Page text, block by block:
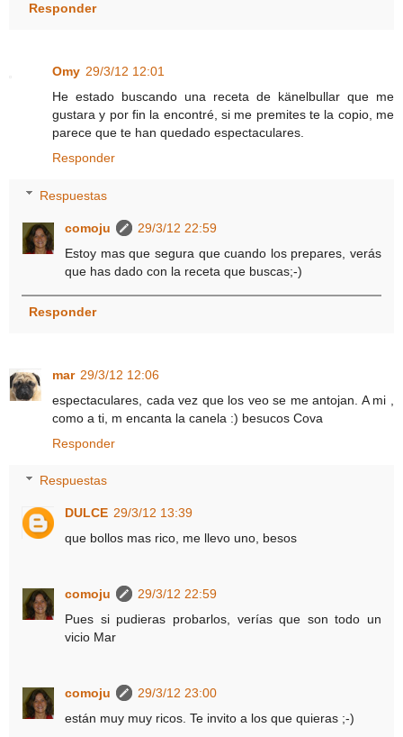
Responder
Omy 29/3/12 12:01
He estado buscando una receta de känelbullar que me
gustara y por fin la encontré, si me premites te la copio, me
parece que te han quedado espectaculares.
Responder
Respuestas
comoju
29/3/12 22:59
Estoy mas que segura que cuando los prepares, verás
que has dado con la receta que buscas;-)
Responder
mar 29/3/12 12:06
espectaculares, cada vez que los veo se me antojan. A mi ,
como a ti, m encanta la canela :) besucos Cova
Responder
Respuestas
DULCE 29/3/12 13:39
que bollos mas rico, me llevo uno, besos
comoju
29/3/12 22:59
Pues si pudieras probarlos, verías que son todo un
vicio Mar
comoju
29/3/12 23:00
están muy muy ricos. Te invito a los que quieras ;-)